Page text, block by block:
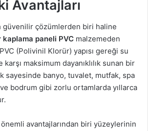
Avantajları
güvenilir çözümlerden biri haline
kaplama paneli PVC malzemeden
(Polivinil Klorür) yapısı gereği su
maksimum dayanıklılık sunan bir
sayesinde banyo, tuvalet, mutfak, spa
bodrum gibi zorlu ortamlarda yıllarca
avantajlarından biri yüzeylerinin